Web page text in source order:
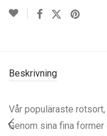
Beskrivning
Vår populäraste rotsort,
Genom sina fina